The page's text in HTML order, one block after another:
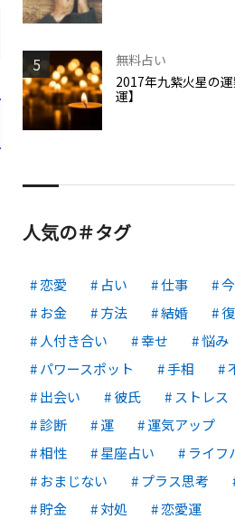
5
無料占い
2017年九紫火星の
運】
人気の＃タグ
恋愛 占い 仕事
お金
方法 結婚
人付き合い
幸せ
悩み
パワースポット
手相
出会い
彼氏 ストレス
診断
運 運気アップ
相性
星座占い
ライフ
おまじない
プラス思考
貯金
対処
恋愛運